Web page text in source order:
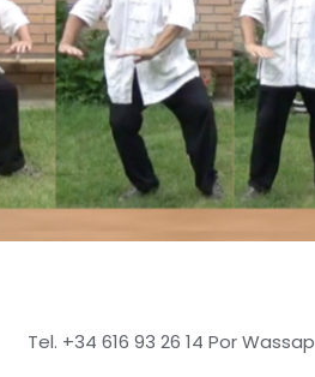
Tel. +34 616 93 26 14 Por Wassap